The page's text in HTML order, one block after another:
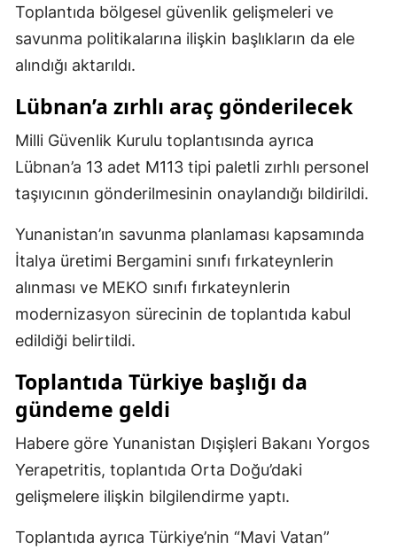
Kırşehir
Kocaeli
Kütahya
Malatya
Manisa
Kahramanmaraş
Mardin
Muğla
Nevşehir
Ordu
Toplantıda bölgesel güvenlik gelişmeleri ve
savunma politikalarına ilişkin başlıkların da ele
alındığı aktarıldı.
Lübnan’a zırhlı araç gönderilecek
Milli Güvenlik Kurulu toplantısında ayrıca
Lübnan’a 13 adet M113 tipi paletli zırhlı personel
taşıyıcının gönderilmesinin onaylandığı bildirildi.
Yunanistan’ın savunma planlaması kapsamında
İtalya üretimi Bergamini sınıfı fırkateynlerin
alınması ve MEKO sınıfı fırkateynlerin
modernizasyon sürecinin de toplantıda kabul
edildiği belirtildi.
Toplantıda Türkiye başlığı da
gündeme geldi
Habere göre Yunanistan Dışişleri Bakanı Yorgos
Yerapetritis, toplantıda Orta Doğu’daki
gelişmelere ilişkin bilgilendirme yaptı.
Toplantıda ayrıca Türkiye’nin “Mavi Vatan”